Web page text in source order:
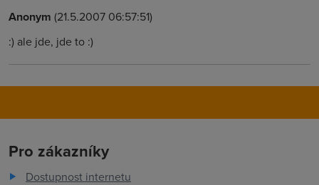
Anonym (21.5.2007 06:57:51)
:) ale jde, jde to :)
Pro zákazníky
Dostupnost internetu